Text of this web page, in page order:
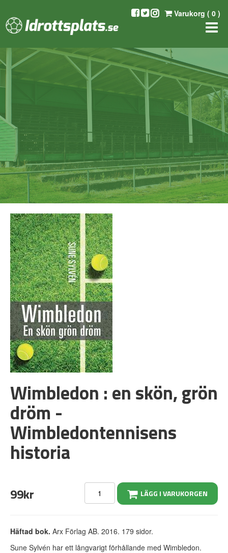
Varukorg ( 0 )
Wimbledon : en skön, grön
dröm -
Wimbledontennisens
historia
99kr LÄGG I VARUKORGEN
Häftad bok. Arx Förlag AB. 2016. 179 sidor.
Sune Sylvén har ett långvarigt förhållande med Wimbledon.